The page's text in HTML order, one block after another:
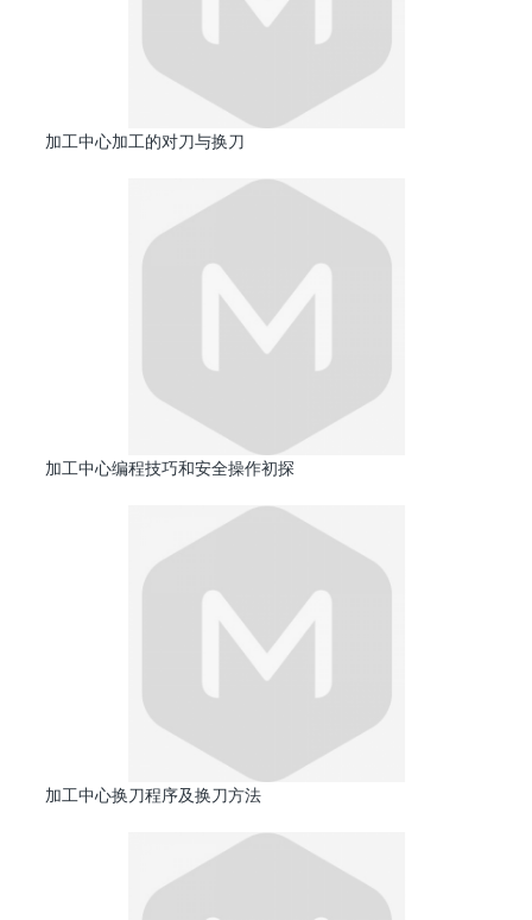
加工中心加工的对刀与换刀
加工中心编程技巧和安全操作初探
加工中心换刀程序及换刀方法